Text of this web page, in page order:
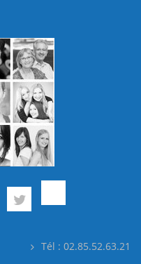
Tél : 02.85.52.63.21